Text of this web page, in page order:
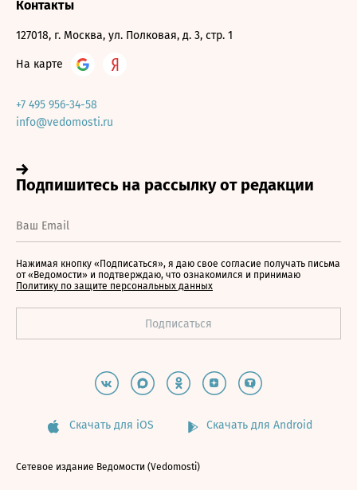
Контакты
127018, г. Москва, ул. Полковая, д. 3, стр. 1
На карте
+7 495 956-34-58
info@vedomosti.ru
Нажимая кнопку «Подписаться», я даю свое согласие получать письма
от «Ведомости» и подтверждаю, что ознакомился и принимаю
Политику по защите персональных данных
Скачать для iOS Скачать для Android
Сетевое издание Ведомости (Vedomosti)